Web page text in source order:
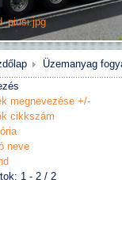
Üzemanyag
megnevezése +/-
cikkszám
neve
1 - 2 / 2